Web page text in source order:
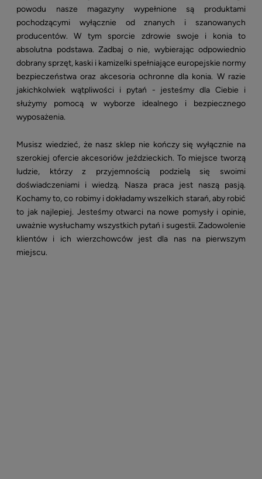
powodu nasze magazyny wypełnione są produktami
pochodzącymi wyłącznie od znanych i szanowanych
producentów. W tym sporcie zdrowie swoje i konia to
absolutna podstawa. Zadbaj o nie, wybierając odpowiednio
dobrany sprzęt, kaski i kamizelki spełniające europejskie normy
bezpieczeństwa oraz akcesoria ochronne dla konia. W razie
jakichkolwiek wątpliwości i pytań - jesteśmy dla Ciebie i
służymy pomocą w wyborze idealnego i bezpiecznego
wyposażenia.
Musisz wiedzieć, że nasz sklep nie kończy się wyłącznie na
szerokiej ofercie akcesoriów jeździeckich. To miejsce tworzą
ludzie, którzy z przyjemnością podzielą się swoimi
doświadczeniami i wiedzą. Nasza praca jest naszą pasją.
Kochamy to, co robimy i dokładamy wszelkich starań, aby robić
to jak najlepiej. Jesteśmy otwarci na nowe pomysły i opinie,
uważnie wysłuchamy wszystkich pytań i sugestii. Zadowolenie
klientów i ich wierzchowców jest dla nas na pierwszym
miejscu.